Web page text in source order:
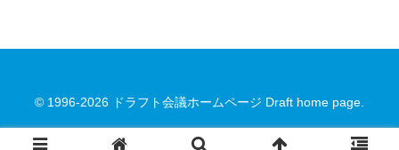
© 1996-2026 ドラフト会議ホームページ Draft home page.